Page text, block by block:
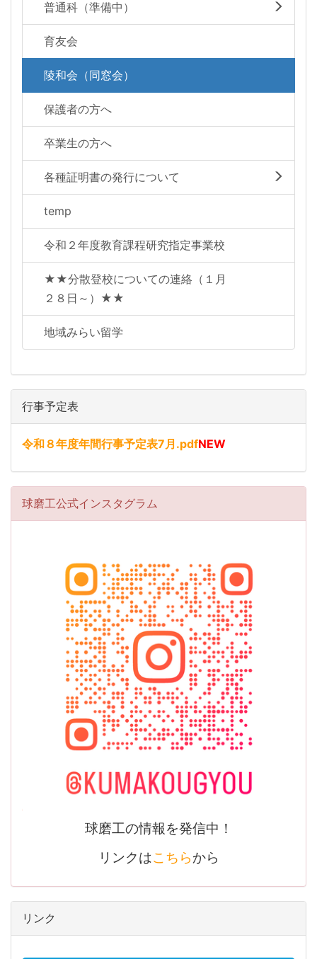
普通科（準備中）
育友会
陵和会（同窓会）
保護者の方へ
卒業生の方へ
各種証明書の発行について
temp
令和２年度教育課程研究指定事業校
★★分散登校についての連絡（１月
２８日～）★★
地域みらい留学
行事予定表
令和８年度年間行事予定表7月.pdfNEW
球磨工公式インスタグラム
球磨工の情報を発信中！
リンクはこちらから
リンク